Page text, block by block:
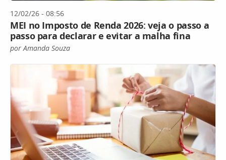
12/02/26 - 08:56
MEI no Imposto de Renda 2026: veja o passo a
passo para declarar e evitar a malha fina
por Amanda Souza